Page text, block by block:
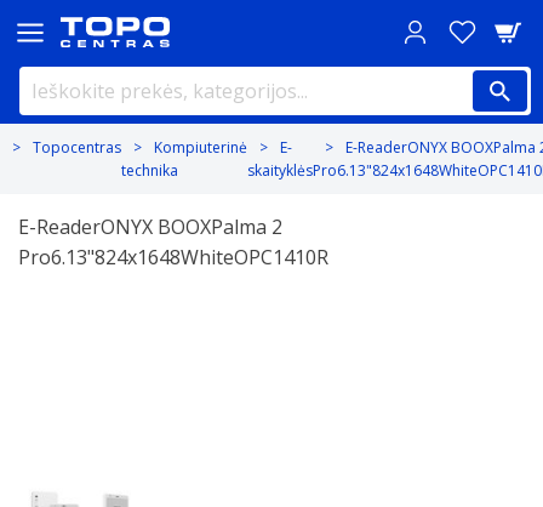
Topocentras
Kompiuterinė
technika
E-
skaityklės
E-ReaderONYX BOOXPalma
E-ReaderONYX BOOXPalma 2
Pro6.13"824x1648WhiteOPC1410R